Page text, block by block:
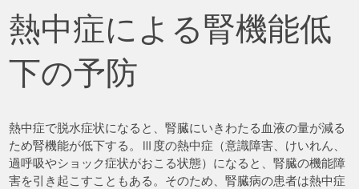
熱中症による腎機能低
下の予防
熱中症で脱水症状になると、腎臓にいきわたる血液の量が減る
ため腎機能が低下する。Ⅲ度の熱中症（意識障害、けいれん、
過呼吸やショック症状がおこる状態）になると、腎臓の機能障
害を引き起こすこともある。そのため、腎臓病の患者は熱中症